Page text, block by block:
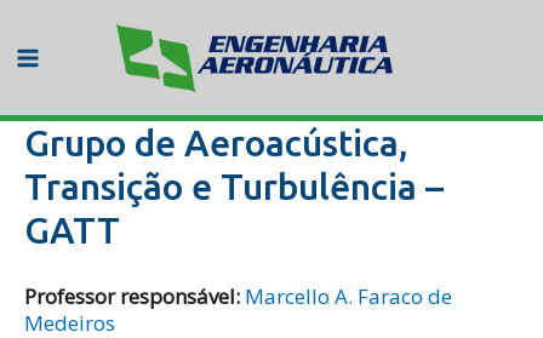
Menu
Grupo de Aeroacústica,
Transição e Turbulência –
GATT
Professor responsável: Marcello A. Faraco de
Medeiros